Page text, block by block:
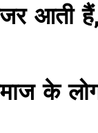
आती
के लोग